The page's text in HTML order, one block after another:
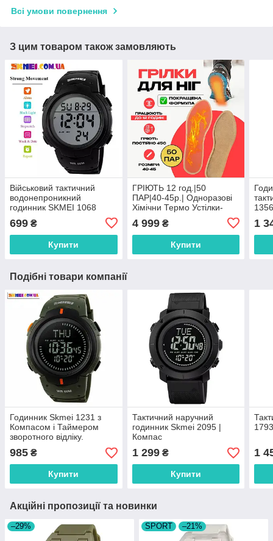
Всі умови повернення
З цим товаром також замовляють
Військовий тактичний
водонепроникний
годинник SKMEI 1068
699 ₴
Купити
ГРІЮТЬ 12 год.|50
ПАР|40-45р.| Одноразові
Хімічни Термо Устілки-
Грілки для Ніг з Підігрівом
для Екстремальних Умов
4 999₴
Купити
1
Подібні товари компанії
Годинник Skmei 1231 з
Компасом і Таймером
зворотного відліку.
985 ₴
Купити
Тактичний наручний
годинник Skmei 2095 |
Компас
1 299₴
Купити
1
Акційні пропозиції та новинки
–29% SPORT –21%